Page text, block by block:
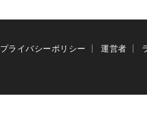
プライバシーポリシー 運営者